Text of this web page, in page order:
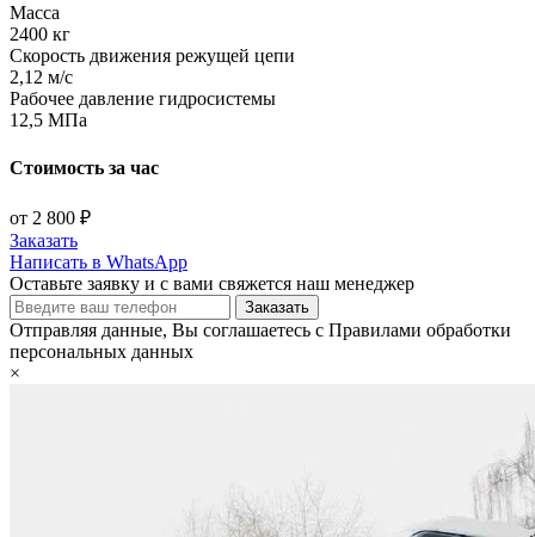
Масса
2400 кг
Скорость движения режущей цепи
2,12 м/с
Рабочее давление гидросистемы
12,5 МПа
Стоимость за час
от 2 800 ₽
Заказать
Написать в WhatsApp
Оставьте заявку и с вами свяжется наш менеджер
Отправляя данные, Вы соглашаетесь с Правилами обработки
персональных данных
×